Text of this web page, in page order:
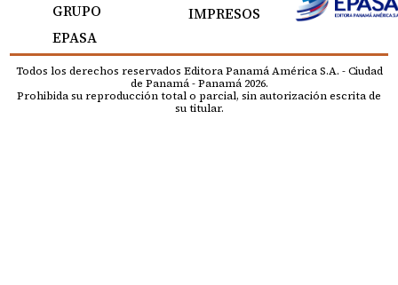
GRUPO
EPASA
IMPRESOS
Todos los derechos reservados Editora Panamá América S.A. - Ciudad
de Panamá - Panamá 2026.
Prohibida su reproducción total o parcial, sin autorización escrita de
su titular.